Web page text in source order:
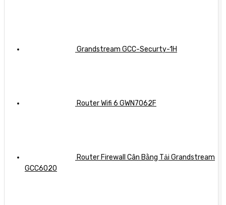
Grandstream GCC-Securty-1H
Router Wifi 6 GWN7062F
Router Firewall Cân Bằng Tải Grandstream
GCC6020